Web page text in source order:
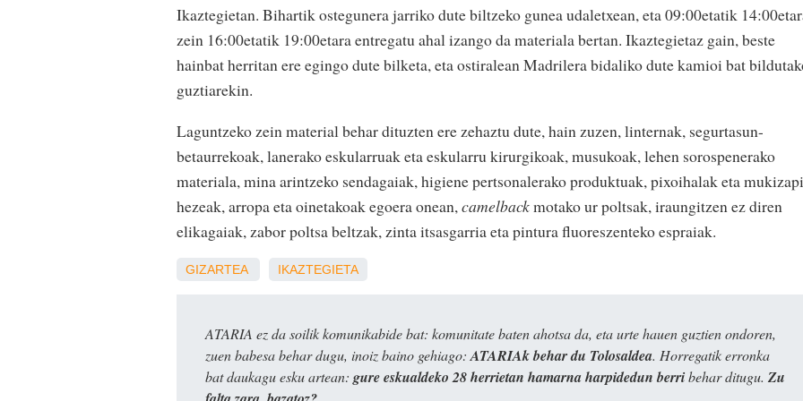
Ikaztegietan. Bihartik ostegunera jarriko dute biltzeko gunea udaletxean, eta 09:00etatik
zein 16:00etatik 19:00etara entregatu ahal izango da materiala bertan. Ikaztegietaz gain, beste
hainbat herritan ere egingo dute bilketa, eta ostiralean Madrilera bidaliko dute kamioi bat
guztiarekin.
Laguntzeko zein material behar dituzten ere zehaztu dute, hain zuzen, linternak, segurtasun-
betaurrekoak, lanerako eskularruak eta eskularru kirurgikoak, musukoak, lehen sorospenerako
materiala, mina arintzeko sendagaiak, higiene pertsonalerako produktuak, pixoihalak eta mukizapi
hezeak, arropa eta oinetakoak egoera onean, camelbackmotako ur poltsak, iraungitzen ez diren
elikagaiak, zabor poltsa beltzak, zinta itsasgarria eta pintura fluoreszenteko espraiak.
GIZARTEA IKAZTEGIETA
ATARIA ez da soilik komunikabide bat: komunitate baten ahotsa da, eta urte hauen guztien ondoren,
zuen babesa behar dugu, inoiz baino gehiago: ATARIAk behar du Tolosaldea. Horregatik erronka
bat daukagu esku artean: gure eskualdeko 28 herrietan hamarna harpidedun berribehar ditugu. Zu